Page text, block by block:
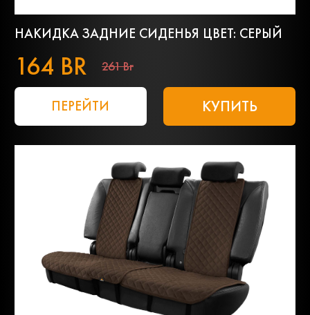
НАКИДКА ЗАДНИЕ СИДЕНЬЯ ЦВЕТ: СЕРЫЙ
164 BR 261 Br
ПЕРЕЙТИ КУПИТЬ